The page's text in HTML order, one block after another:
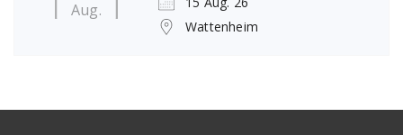
Aug.
Wattenheim